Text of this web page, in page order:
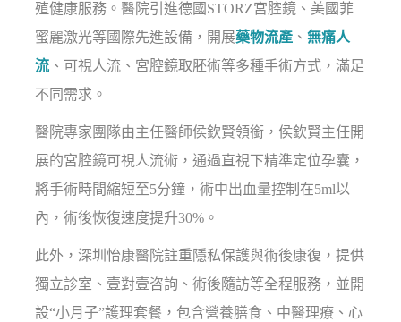
殖健康服務。醫院引進德國STORZ宮腔鏡、美國菲
蜜麗激光等國際先進設備，開展藥物流產 、無痛人
流 、可視人流、宮腔鏡取胚術等多種手術方式，滿足
不同需求。
醫院專家團隊由主任醫師侯欽賢領銜，侯欽賢主任開
展的宮腔鏡可視人流術，通過直視下精準定位孕囊，
將手術時間縮短至5分鐘，術中出血量控制在5ml以
內，術後恢復速度提升30%。
此外，深圳怡康醫院註重隱私保護與術後康復，提供
獨立診室、壹對壹咨詢、術後隨訪等全程服務，並開
設“小月子”護理套餐，包含營養膳食、中醫理療、心